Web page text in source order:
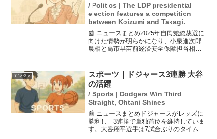
/ Politics | The LDP presidential
election features a competition
between Koizumi and Takagi.
📰 ニュースまとめ2025年自民党総裁選に
向けた情勢が明らかになり、小泉進次郎
農相と高市早苗前経済安全保障担当相が
は地方票で支持を拡大中。林芳正官房長
官も追い上げている...
エンタメ
スポーツ｜ドジャース3連勝 大谷
の活躍
/ Sports | Dodgers Win Third
Straight, Ohtani Shines
📰 ニュースまとめドジャースがレッズに
勝利し、3連勝で単独首位を維持していま
す。大谷翔平選手は7試合ぶりのタイムリ